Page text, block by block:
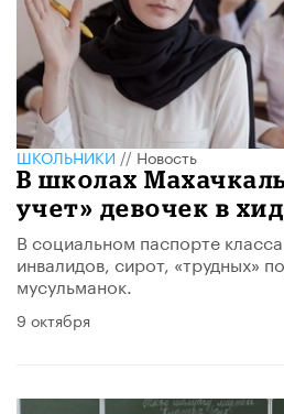
ШКОЛЬНИКИ//Новость
В школах
учет» девочек в
В социальном паспорте
инвалидов, сирот, «трудных»
мусульманок.
9 октября